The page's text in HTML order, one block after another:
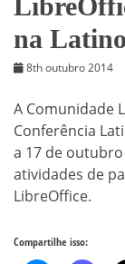
na
8th outubro 2014
A Comunidade
Conferência
a 17 de outubro
atividades de
LibreOffice.
Compartilhe isso: